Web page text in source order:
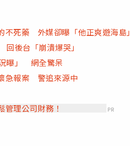
不死藥 外媒卻曝「他正爽遊海島」
後台「崩潰爆哭」
曝」 網全驚呆
急報案 警追來源中
理公司財務！
PR